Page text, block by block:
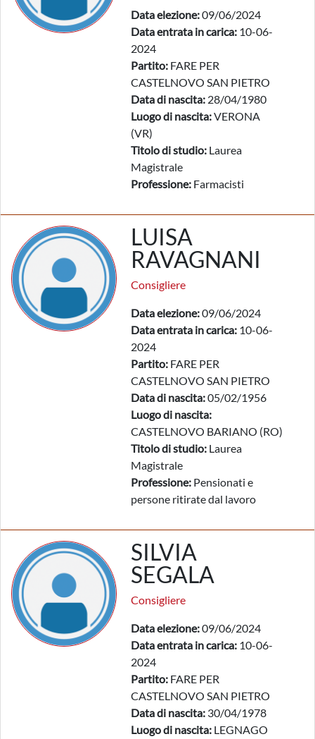
Data elezione:09/06/2024
Data entrata in carica: 10-06-
2024
Partito: FARE PER
CASTELNOVO SAN PIETRO
Data di nascita: 28/04/1980
Luogo di nascita:VERONA
(VR)
Titolo di studio: Laurea
Magistrale
Professione: Farmacisti
LUISA
RAVAGNANI
Consigliere
Data elezione:09/06/2024
Data entrata in carica: 10-06-
2024
Partito: FARE PER
CASTELNOVO SAN PIETRO
Data di nascita:05/02/1956
Luogo di nascita:
CASTELNOVO BARIANO (RO)
Titolo di studio: Laurea
Magistrale
Professione: Pensionati e
persone ritirate dal lavoro
SILVIA
SEGALA
Consigliere
Data elezione:09/06/2024
Data entrata in carica: 10-06-
2024
Partito: FARE PER
CASTELNOVO SAN PIETRO
Data di nascita: 30/04/1978
Luogo di nascita: LEGNAGO